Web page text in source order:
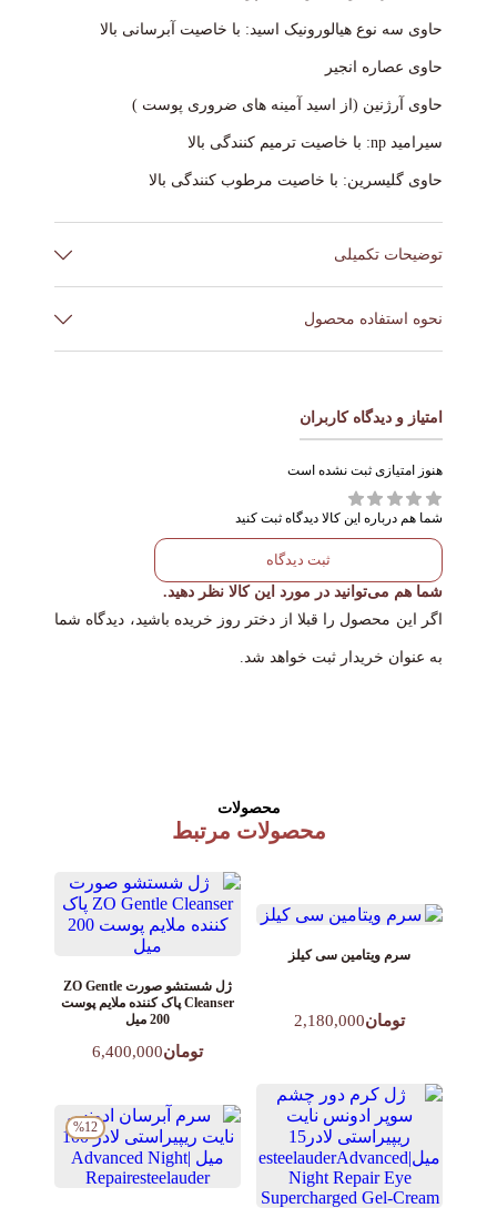
حاوی سه نوع هیالورونیک اسید: با خاصیت آبرسانی بالا
حاوی عصاره انجیر
حاوی آرژنین (از اسید آمینه های ضروری پوست )
سیرامید np: با خاصیت ترمیم کنندگی بالا
حاوی گلیسرین: با خاصیت مرطوب کنندگی بالا
توضیحات تکمیلی
برند Anua
ترکیبات هیالورونیک اسید
حجم 200 میل
ساخت
کره
پوست های نرمال، خشک، چرب و
مختلط
نحوه استفاده محصول
روزانه دوبار هم در صبح قبل از ضد آفتاب و هم در شب در
پوست مصرف کنید .
فقط یک یا دوبار پمپ کنید و با نوک انگشت صورت و گردن را
کاور کنید تا جذب شود .
امتیاز و دیدگاه کاربران
هنوز امتیازی ثبت نشده است
شما هم درباره این کالا دیدگاه ثبت کنید
ثبت دیدگاه
شما هم می‌توانید در مورد این کالا نظر دهید.
اگر این محصول را قبلا از دختر روز خریده باشید، دیدگاه شما
به عنوان خریدار ثبت خواهد شد.
محصولات
محصولات مرتبط
سرم ویتامین سی کیلز
تومان2,180,000
ژل شستشو صورت ZO Gentle
Cleanser پاک کننده ملایم پوست
200 میل
تومان6,400,000
%12